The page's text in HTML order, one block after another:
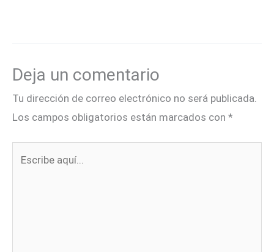
Deja un comentario
Tu dirección de correo electrónico no será publicada.
Los campos obligatorios están marcados con *